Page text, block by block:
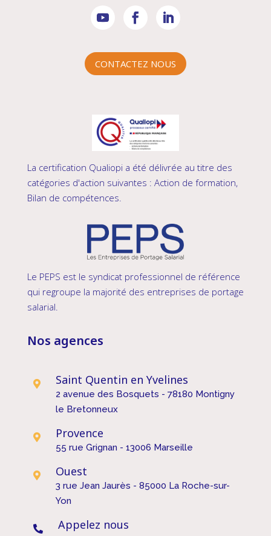
CONTACTEZ NOUS
La certification Qualiopi a été délivrée au titre des
catégories d'action suivantes : Action de formation,
Bilan de compétences.
Le PEPS est le syndicat professionnel de référence
qui regroupe la majorité des entreprises de portage
salarial.
Nos agences
 Saint Quentin en Yvelines
2 avenue des Bosquets - 78180 Montigny
le Bretonneux
 Provence
55 rue Grignan - 13006 Marseille
 Ouest
3 rue Jean Jaurès - 85000 La Roche-sur-
Yon
 Appelez nous